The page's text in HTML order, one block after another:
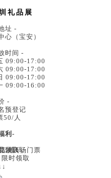
礼品展
址 -
心（宝安）
时间 -
09:00-17:00
09:00-17:00
09:00-17:00
09:00-16:00
-
预登记
50/人
利-
维码
领取
展入场门票
时领取